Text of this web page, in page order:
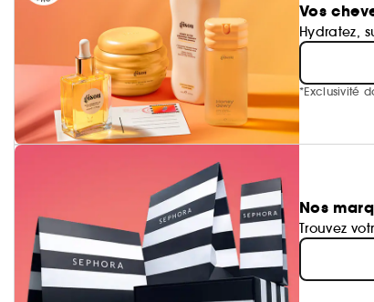
Vos
Hydratez,
*Exclusivité
Nos
Trouvez